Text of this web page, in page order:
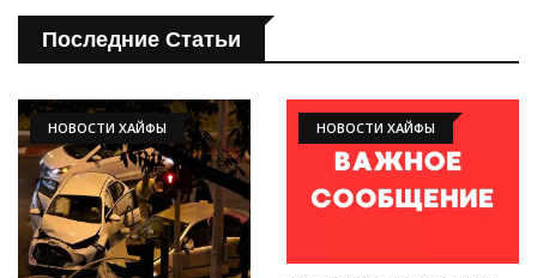
Последние Статьи
НОВОСТИ ХАЙФЫ НОВОСТИ ХАЙФЫ